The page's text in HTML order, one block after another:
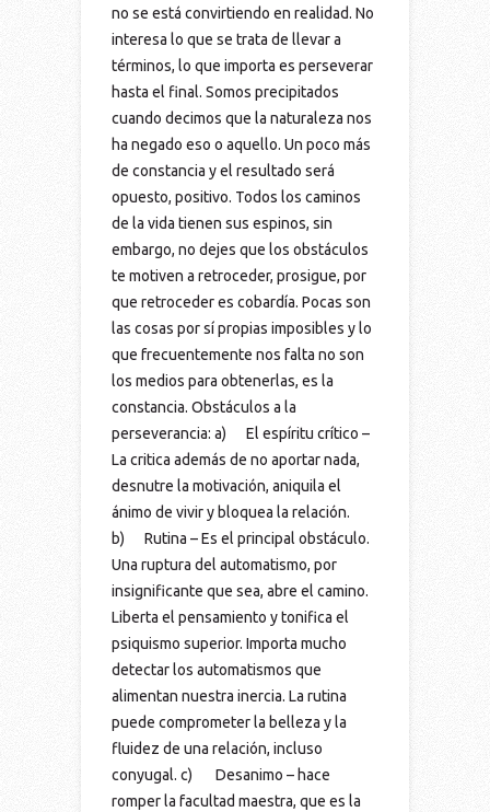
no se está convirtiendo en realidad. No
interesa lo que se trata de llevar a
términos, lo que importa es perseverar
hasta el final. Somos precipitados
cuando decimos que la naturaleza nos
ha negado eso o aquello. Un poco más
de constancia y el resultado será
opuesto, positivo. Todos los caminos
de la vida tienen sus espinos, sin
embargo, no dejes que los obstáculos
te motiven a retroceder, prosigue, por
que retroceder es cobardía. Pocas son
las cosas por sí propias imposibles y lo
que frecuentemente nos falta no son
los medios para obtenerlas, es la
constancia. Obstáculos a la
perseverancia: a) El espíritu crítico –
La critica además de no aportar nada,
desnutre la motivación, aniquila el
ánimo de vivir y bloquea la relación.
b) Rutina – Es el principal obstáculo.
Una ruptura del automatismo, por
insignificante que sea, abre el camino.
Liberta el pensamiento y tonifica el
psiquismo superior. Importa mucho
detectar los automatismos que
alimentan nuestra inercia. La rutina
puede comprometer la belleza y la
fluidez de una relación, incluso
conyugal. c) Desanimo – hace
romper la facultad maestra, que es la